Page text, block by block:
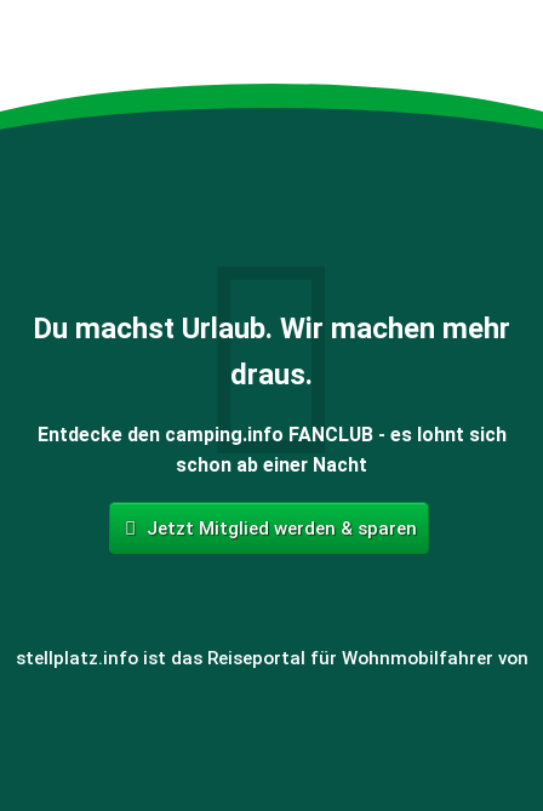
Du machst Urlaub. Wir machen mehr
draus.
Entdecke den camping.info FANCLUB - es lohnt sich
schon ab einer Nacht
Jetzt Mitglied werden & sparen
stellplatz.info ist das Reiseportal für Wohnmobilfahrer von